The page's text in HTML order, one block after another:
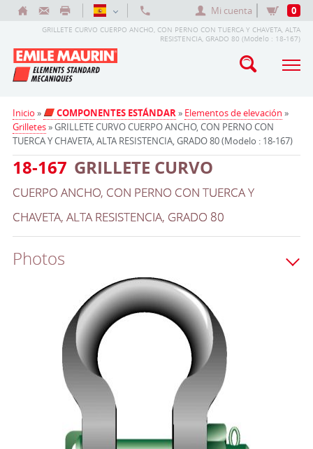
Mi cuenta 0
GRILLETE CURVO CUERPO ANCHO, CON PERNO CON TUERCA Y CHAVETA, ALTA
RESISTENCIA, GRADO 80 (Modelo : 18-167)
Inicio » COMPONENTES ESTÁNDAR» Elementos de elevación »
Grilletes» GRILLETE CURVO CUERPO ANCHO, CON PERNO CON
TUERCA Y CHAVETA, ALTA RESISTENCIA, GRADO 80 (Modelo : 18-167)
18-167 GRILLETE CURVO
CUERPO ANCHO, CON PERNO CON TUERCA Y
CHAVETA, ALTA RESISTENCIA, GRADO 80
Photos